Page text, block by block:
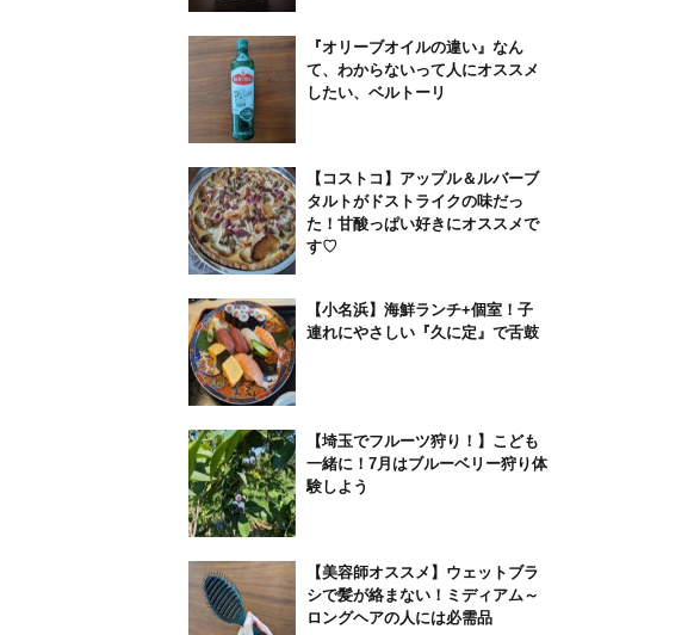
『オリーブオイルの違い』なん
て、わからないって人にオススメ
したい、ベルトーリ
【コストコ】アップル＆ルバーブ
タルトがドストライクの味だっ
た！甘酸っぱい好きにオススメで
す♡
【小名浜】海鮮ランチ+個室！子
連れにやさしい『久に定』で舌鼓
【埼玉でフルーツ狩り！】こども
一緒に！7月はブルーベリー狩り体
験しよう
【美容師オススメ】ウェットブラ
シで髪が絡まない！ミディアム～
ロングヘアの人には必需品